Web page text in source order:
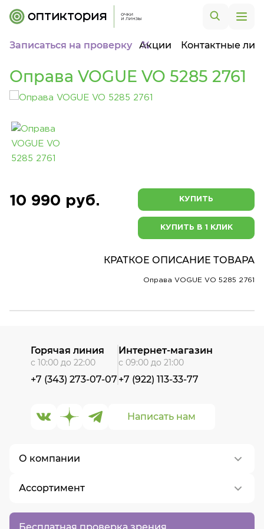
Записаться на проверку Акции Контактные
Оправа VOGUE VO 5285 2761
10 990 руб. КУПИТЬ
КУПИТЬ В 1 КЛИК
КРАТКОЕ ОПИСАНИЕ ТОВАРА
Оправа VOGUE VO 5285 2761
Бесплатная проверка зрения
О компании
О нас
Контакты
Ассортимент
Написать нам
Горячая линия
с 10:00 до 22:00
+7 (343) 273-07-07
Интернет-магазин
с 09:00 до 21:00
+7 (922) 113-33-77